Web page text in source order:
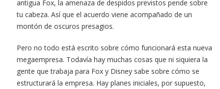
antigua Fox, la amenaza de despidos previstos pende sobre
tu cabeza. Así que el acuerdo viene acompañado de un
montón de oscuros presagios.
Pero no todo está escrito sobre cómo funcionará esta nueva
megaempresa. Todavía hay muchas cosas que ni siquiera la
gente que trabaja para Fox y Disney sabe sobre cómo se
estructurará la empresa. Hay planes iniciales, por supuesto,